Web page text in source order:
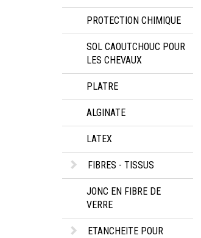
PROTECTION CHIMIQUE
SOL CAOUTCHOUC POUR
LES CHEVAUX
PLATRE
ALGINATE
LATEX
FIBRES - TISSUS
JONC EN FIBRE DE
VERRE
ETANCHEITE POUR